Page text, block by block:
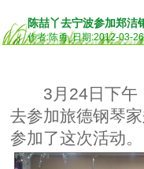
陈喆丫去宁波参加郑洁
作者:陈勇 日期:2012-03-26
3月24日下午，
去参加旅德钢琴
参加了这次活动。